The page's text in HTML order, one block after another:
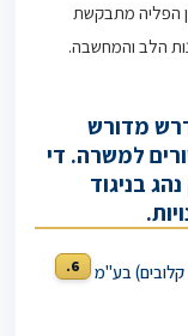
הפליה מתבקשת
הלב והמחשבה.
מדורש
למשרה. די
בניגוד
קלובים) בע"מ 6.